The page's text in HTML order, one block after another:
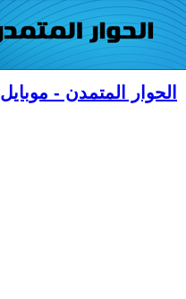
الحوار المتمدن - موبايل